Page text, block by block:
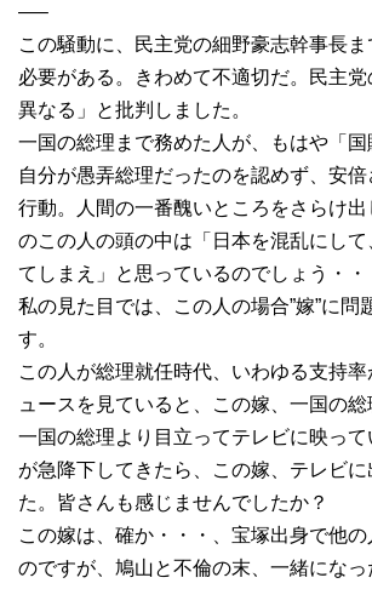
—–
この騒動に、民主党の細野豪志幹事長
必要がある。きわめて不適切だ。民主党
異なる」と批判しました。
一国の総理まで務めた人が、もはや「国
自分が愚弄総理だったのを認めず、安
行動。人間の一番醜いところをさらけ
のこの人の頭の中は「日本を混乱にし
てしまえ」と思っているのでしょう・・
私の見た目では、この人の場合”嫁”に問
す。
この人が総理就任時代、いわゆる支持
ュースを見ていると、この嫁、一国の総
一国の総理より目立ってテレビに映っ
が急降下してきたら、この嫁、テレビ
た。皆さんも感じませんでしたか？
この嫁は、確か・・・、宝塚出身で他
のですが、鳩山と不倫の末、一緒になっ